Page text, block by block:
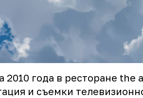
2010 года в ресторане the
и съемки